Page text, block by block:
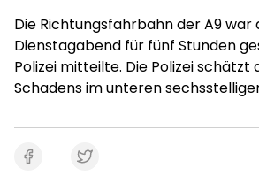
Die Richtungsfahrbahn der A9
Dienstagabend für fünf Stunden
Polizei mitteilte. Die Polizei schätzt
Schadens im unteren